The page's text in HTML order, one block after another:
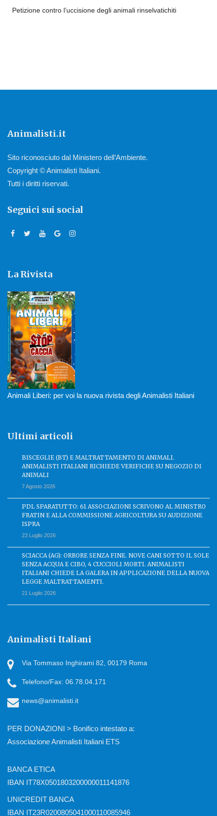
Petizione contro l’uccisione degli animali rinselvatichiti
Animalisti.it
Sito riconosciuto dal Ministero dell’Ambiente.
Copyright © Animalisti Italiani.
Tutti i diritti riservati.
Seguici sui social
La Rivista
Animali Liberi: per voi la nuova rivista degli Animalisti Italiani
Ultimi articoli
BISCEGLIE (BT) E MALTRATTAMENTO DI ANIMALI.
ANIMALISTI ITALIANI RICHIEDE VERIFICHE SU NEGOZIO DI
ANIMALI
7 Agosto 2026
PDL SPARATUTTO: 61 ASSOCIAZIONI SCRIVONO AL MINISTRO
FRATIN E ALLA COMMISSIONE AGRICOLTURA SU AUDIZIONE
ISPRA
23 Luglio 2026
SCIACCA (AG): ORRORE SENZA FINE. NOVE CANI SOTTO IL SOLE
SENZA ACQUA E CIBO, 4 CUCCIOLI MORTI. ANIMALISTI
ITALIANI CHIEDE LA GALERA IN APPLICAZIONE DELLA NUOVA
LEGGE MALTRATTAMENTI.
21 Luglio 2026
Animalisti Italiani
Via Tommaso Inghirami 82, 00179 Roma
Telefono/Fax: 06.78.04.171
news@animalisti.it
PER DONAZIONI > Bonifico intestato a:
Associazione Animalisti Italiani ETS
BANCA ETICA
IBAN IT78X0501803200000011141876
UNICREDIT BANCA
IBAN IT23R0200805041000110085946